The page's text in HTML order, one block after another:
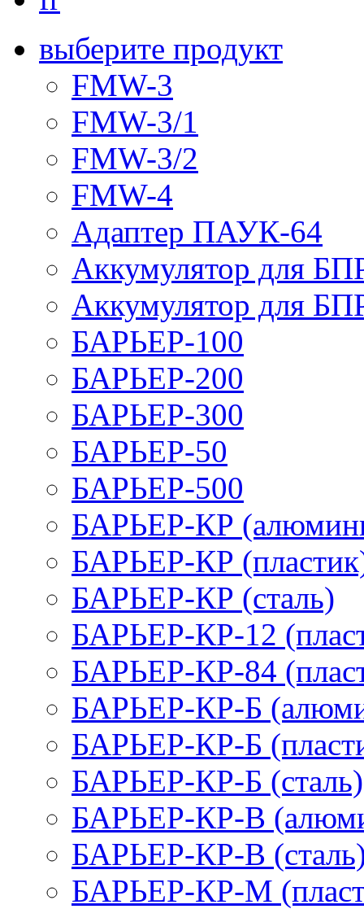
выберите продукт
FMW-3
FMW-3/1
FMW-3/2
FMW-4
Адаптер ПАУК-64
Аккумулятор для
Аккумулятор для
БАРЬЕР-100
БАРЬЕР-200
БАРЬЕР-300
БАРЬЕР-50
БАРЬЕР-500
БАРЬЕР-КР
БАРЬЕР-КР
БАРЬЕР-КР (сталь)
БАРЬЕР-КР-12
БАРЬЕР-КР-84
БАРЬЕР-КР-Б
БАРЬЕР-КР-Б
БАРЬЕР-КР-Б (сталь)
БАРЬЕР-КР-В
БАРЬЕР-КР-В
БАРЬЕР-КР-М